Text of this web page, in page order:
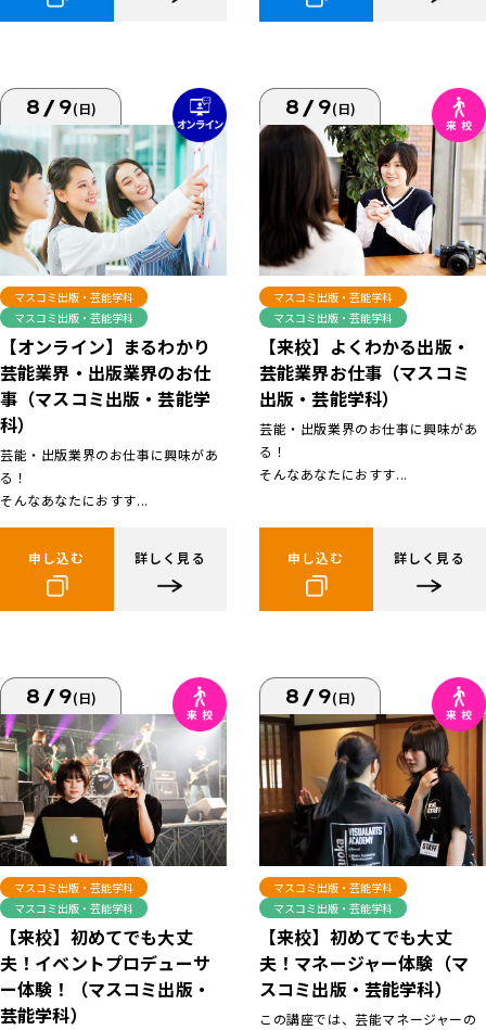
8/9(日)
マスコミ出版・芸能学科
マスコミ出版・芸能学科
【オンライン】まるわかり
芸能業界・出版業界のお仕
事（マスコミ出版・芸能学
科）
芸能・出版業界のお仕事に興味があ
る！
そんなあなたにおすす...
申し込む 詳しく見る
8/9(日)
マスコミ出版・芸能学科
マスコミ出版・芸能学科
【来校】よくわかる出版・
芸能業界お仕事（マスコミ
出版・芸能学科）
芸能・出版業界のお仕事に興味があ
る！
そんなあなたにおすす...
申し込む 詳しく見る
8/9(日)
マスコミ出版・芸能学科
マスコミ出版・芸能学科
【来校】初めてでも大丈
夫！イベントプロデューサ
ー体験！（マスコミ出版・
芸能学科）
8/9(日)
マスコミ出版・芸能学科
マスコミ出版・芸能学科
【来校】初めてでも大丈
夫！マネージャー体験（マ
スコミ出版・芸能学科）
この講座では、芸能マネージャーの